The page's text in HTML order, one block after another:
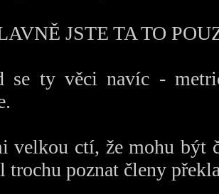
JSTE TA TO
se ty věci navíc -
velkou ctí, že mohu být
trochu poznat členy